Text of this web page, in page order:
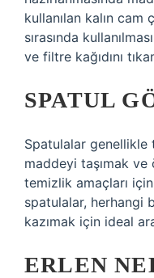
kullanılan kalın cam
sırasında
ve filtre kağıdını
SPATUL
Spatulalar
maddeyi taşımak ve
temizlik amaçları
spatulalar, herhangi
kazımak için ideal
ERLEN